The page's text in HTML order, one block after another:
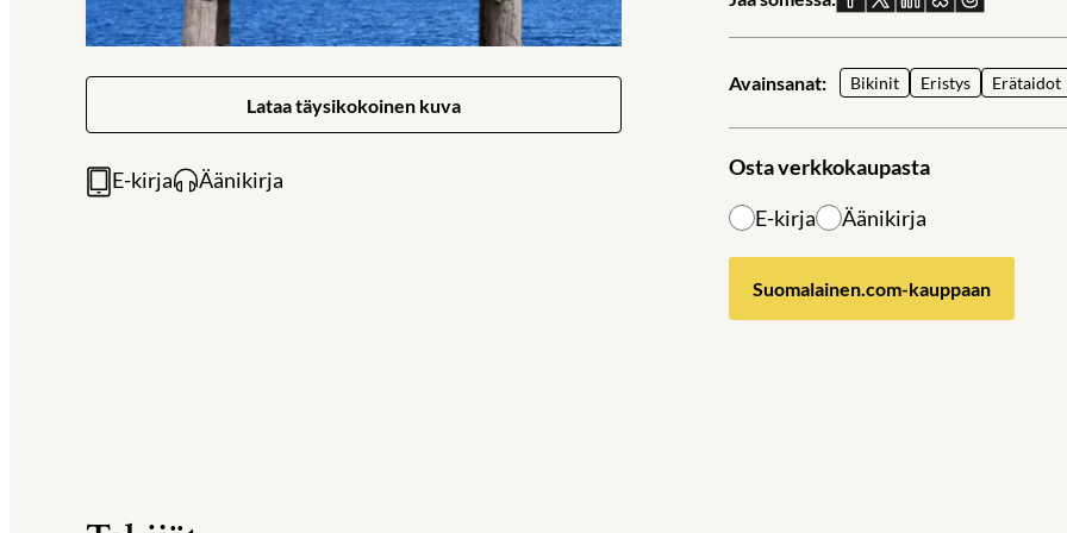
Lataa täysikokoinen kuva
E-kirja Äänikirja
Facebookissa
X:ssäLinkedinissä
Blueskyssä
Avainsanat: Bikinit Eristys Erätaidot
Osta verkkokaupasta
E-kirja
Äänikirja
Suomalainen.com-kauppaan